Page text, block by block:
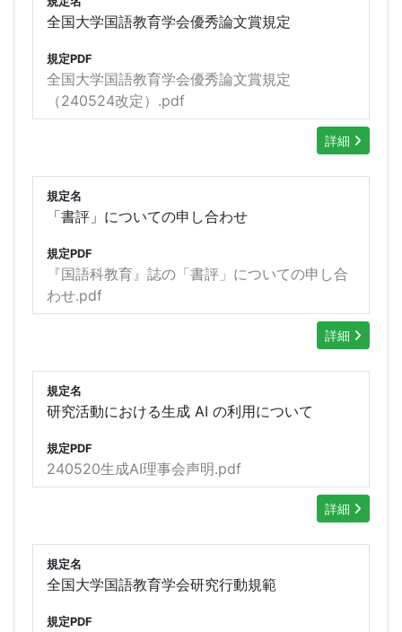
全国大学国語教育学会優秀論文賞規定
規定PDF
全国大学国語教育学会優秀論文賞規定
（240524改定）.pdf
詳細
規定名
「書評」についての申し合わせ
規定PDF
『国語科教育』誌の「書評」についての申し合
わせ.pdf
詳細
規定名
研究活動における生成 AI の利用について
規定PDF
240520生成AI理事会声明.pdf
詳細
規定名
全国大学国語教育学会研究行動規範
規定PDF